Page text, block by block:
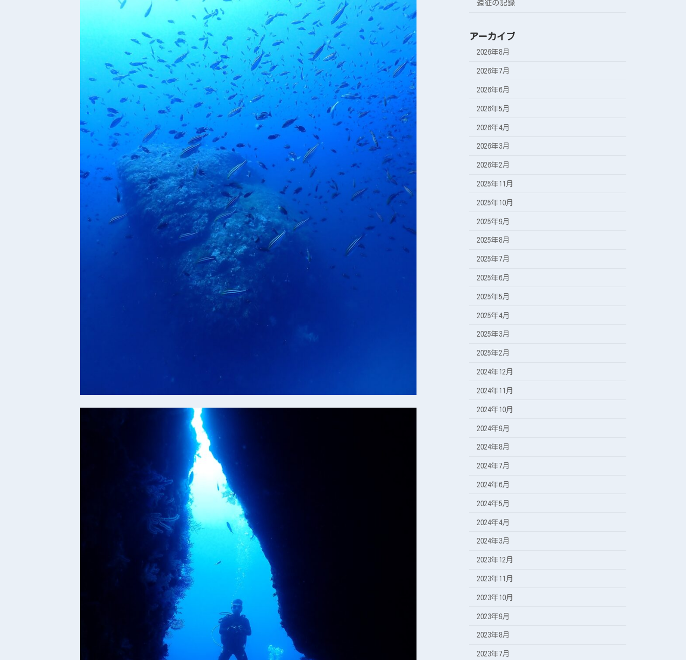
遠征の記録
アーカイブ
2026年8月
2026年7月
2026年6月
2026年5月
2026年4月
2026年3月
2026年2月
2025年11月
2025年10月
2025年9月
2025年8月
2025年7月
2025年6月
2025年5月
2025年4月
2025年3月
2025年2月
2024年12月
2024年11月
2024年10月
2024年9月
2024年8月
2024年7月
2024年6月
2024年5月
2024年4月
2024年3月
2023年12月
2023年11月
2023年10月
2023年9月
2023年8月
2023年7月